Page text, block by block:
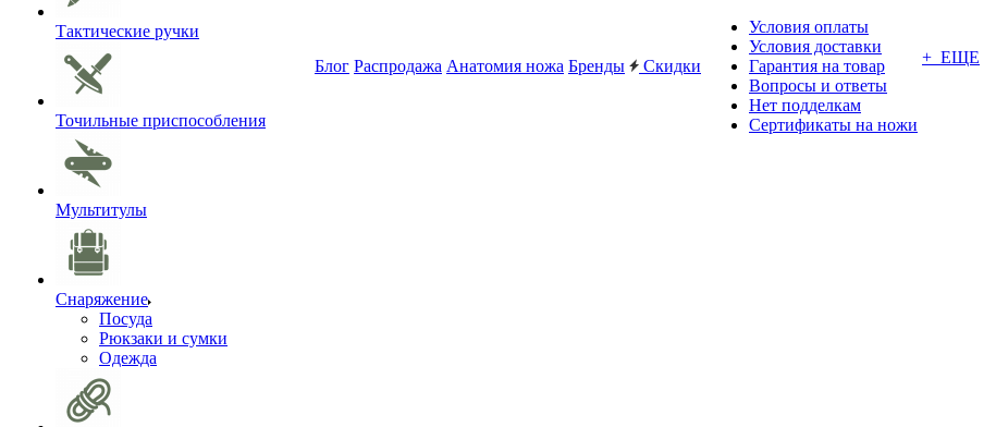
Тактические ручки
Точильные приспособления
Мультитулы
Снаряжение
Посуда
Рюкзаки и сумки
Одежда
Блог Распродажа Анатомия ножа Бренды Скидки
Условия оплаты
Условия доставки
Гарантия на товар
Вопросы и ответы
Нет подделкам
Сертификаты на ножи
+ ЕЩЕ